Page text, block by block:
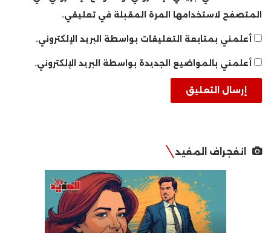
المتصفح لاستخدامها المرة المقبلة في تعليقي.
أعلمني بمتابعة التعليقات بواسطة البريد الإلكتروني.
أعلمني بالمواضيع الجديدة بواسطة البريد الإلكتروني.
انفجراف المفيد